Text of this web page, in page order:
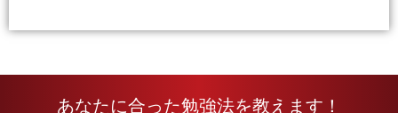
あなたに合った勉強法を教えます！